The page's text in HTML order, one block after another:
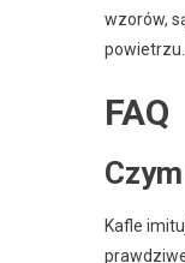
wzorów,
powietrzu.
FAQ
Kafle